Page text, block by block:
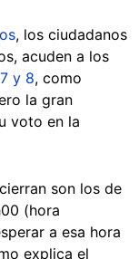
, los ciudadanos
acuden a los
y 8, como
la gran
voto en la
son los de
(hora
a esa hora
explica el